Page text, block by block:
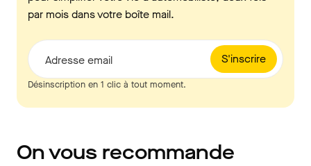
par mois dans votre boîte mail.
S'inscrire
Adresse email
Désinscription en 1 clic à tout moment.
On vous recommande